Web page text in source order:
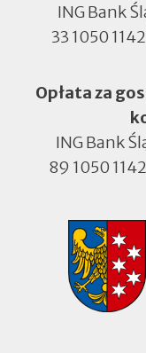
ING Bank
33 1050
Opłata za
ING Bank
89 1050